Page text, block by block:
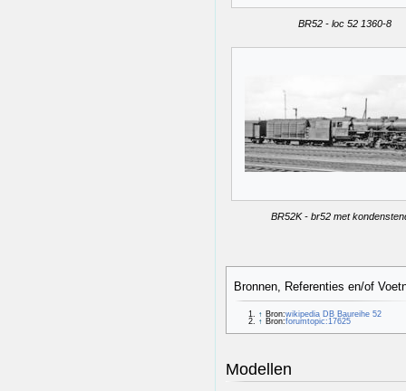
BR52 - loc 52 1360-8
BR52K - br52 met
Bronnen, Referenties en/of
↑ Bron:wikipedia DB Baureihe 52
↑ Bron:forumtopic:17625
Modellen